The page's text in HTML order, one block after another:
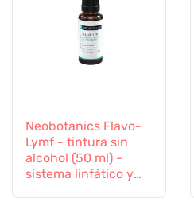
Neobotanics Flavo-
Lymf - tintura sin
alcohol (50 ml) -
sistema linfático y